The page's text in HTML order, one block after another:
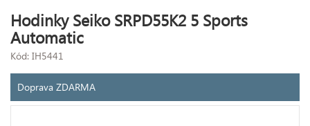
Hodinky Seiko SRPD55K2 5 Sports
Automatic
Kód: IH5441
Doprava ZDARMA